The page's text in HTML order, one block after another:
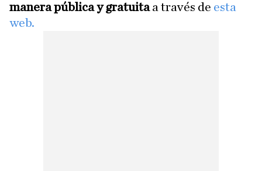
manera pública y gratuitaa través de esta
web.